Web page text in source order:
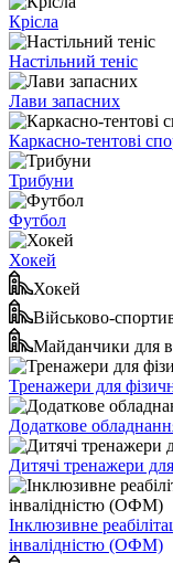
Крісла
Настільний теніс
Лави запасних
Каркасно-тентові
Трибуни
Футбол
Хокей
Хокей
Військово-
Майданчики для
Тренажери для
Додаткове
Дитячі тренажери для
Інклюзивне
інвалідністю (ОФМ)